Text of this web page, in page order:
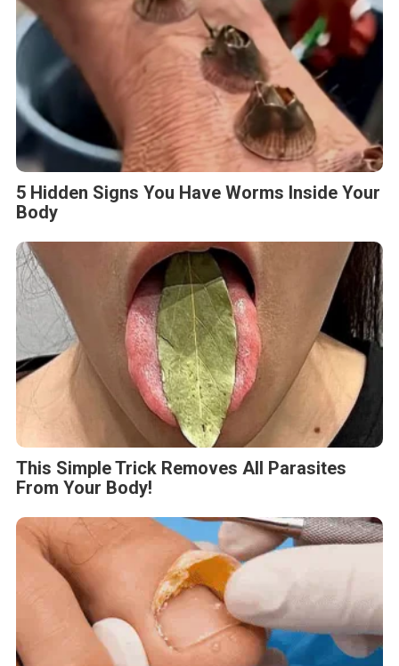
5 Hidden Signs You Have Worms Inside Your
Body
This Simple Trick Removes All Parasites
From Your Body!